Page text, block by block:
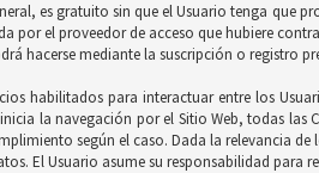
es gratuito sin que el Usuario tenga
por el proveedor de acceso que hubiere
hacerse mediante la suscripción o registro
habilitados para interactuar entre los
la navegación por el Sitio Web, todas
según el caso. Dada la relevancia de
El Usuario asume su responsabilidad para